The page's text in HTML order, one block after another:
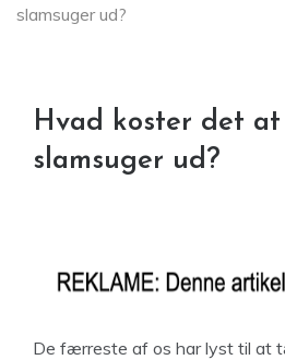
slamsuger ud?
Hvad koster det
slamsuger ud?
De færreste af os har lyst til at